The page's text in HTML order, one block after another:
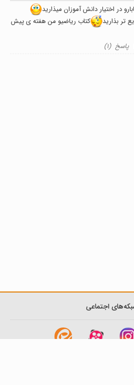
در اختیار دانش آموزان میذارید
تر بذارید
کتاب ریاضیو من هفته ی پیش
پاسخ (1)
اجتماعی